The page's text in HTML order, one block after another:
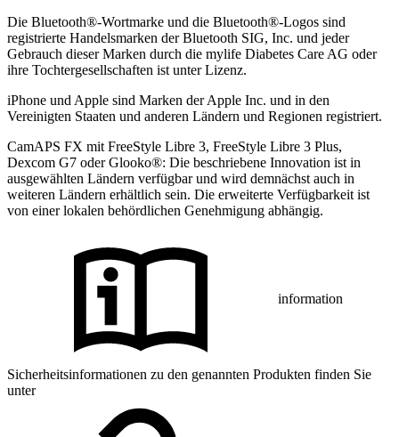
Die Bluetooth®-Wortmarke und die Bluetooth®-Logos sind
registrierte Handelsmarken der Bluetooth SIG, Inc. und jeder
Gebrauch dieser Marken durch die mylife Diabetes Care AG oder
ihre Tochtergesellschaften ist unter Lizenz.
iPhone und Apple sind Marken der Apple Inc. und in den
Vereinigten Staaten und anderen Ländern und Regionen registriert.
CamAPS FX mit FreeStyle Libre 3, FreeStyle Libre 3 Plus,
Dexcom G7 oder Glooko®: Die beschriebene Innovation ist in
ausgewählten Ländern verfügbar und wird demnächst auch in
weiteren Ländern erhältlich sein. Die erweiterte Verfügbarkeit ist
von einer lokalen behördlichen Genehmigung abhängig.
information
Sicherheitsinformationen zu den genannten Produkten finden Sie
unter